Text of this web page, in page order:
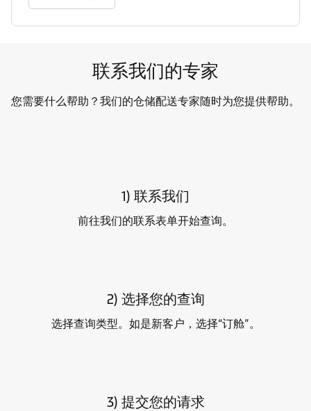
联系我们的专家
您需要什么帮助？我们的仓储配送专家随时为您提供帮助。
1) 联系我们
前往我们的联系表单开始查询。
2) 选择您的查询
选择查询类型。如是新客户，选择“订舱”。
3) 提交您的请求